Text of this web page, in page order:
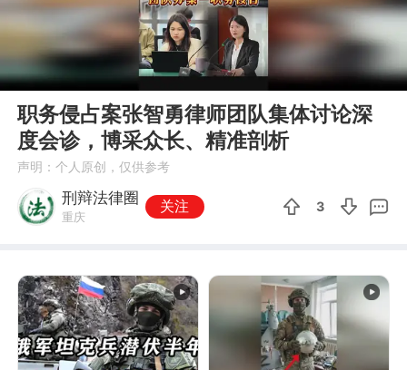
00:00 01:18
职务侵占案张智勇律师团队集体讨论深
度会诊，博采众长、精准剖析
声明：个人原创，仅供参考
刑辩法律圈
重庆
关注 3